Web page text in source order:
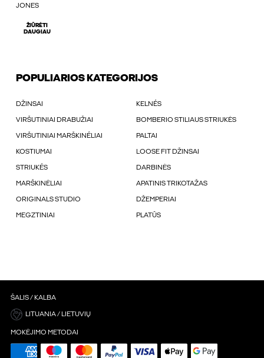
JONES
ŽIŪRĖTI
DAUGIAU
POPULIARIOS KATEGORIJOS
DŽINSAI KELNÉS
VIRŠUTINIAI DRABUŽIAI BOMBERIO STILIAUS STRIUKĖS
VIRŠUTINIAI MARŠKINÉLIAI PALTAI
KOSTIUMAI LOOSE FIT DŽINSAI
STRIUKÉS DARBINĖS
MARŠKINĖLIAI APATINIS TRIKOTAŽAS
ORIGINALS STUDIO DŽEMPERIAI
MEGZTINIAI PLATŪS
ŠALIS / KALBA
LITUANIA / LIETUVIŲ
MOKĖJIMO METODAI